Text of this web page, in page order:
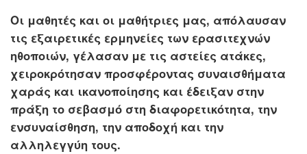
Oι μαθητές και οι μαθήτριες μας, απόλαυσαν
τις εξαιρετικές ερμηνείες των ερασιτεχνών
ηθοποιών, γέλασαν με τις αστείες ατάκες,
χειροκρότησαν προσφέροντας συναισθήματα
χαράς και ικανοποίησης και έδειξαν στην
πράξη το σεβασμό στη διαφορετικότητα, την
ενσυναίσθηση, την αποδοχή και την
αλληλεγγύη τους.